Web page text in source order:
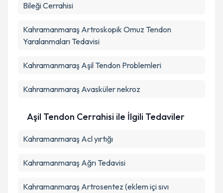
Bileği Cerrahisi
Kahramanmaraş Artroskopik Omuz Tendon
Yaralanmaları Tedavisi
Kahramanmaraş Aşil Tendon Problemleri
Kahramanmaraş Avasküler nekroz
Aşil Tendon Cerrahisi ile İlgili Tedaviler
Kahramanmaraş Acl yırtığı
Kahramanmaraş Ağrı Tedavisi
Kahramanmaraş Artrosentez (eklem içi sıvı